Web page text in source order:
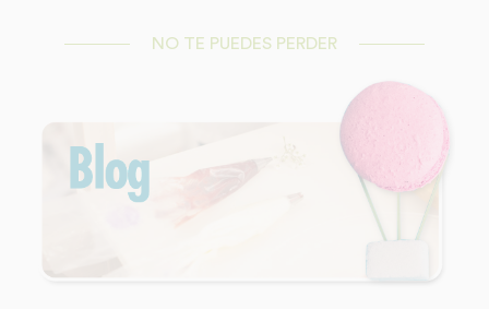
NO TE PUEDES PERDER